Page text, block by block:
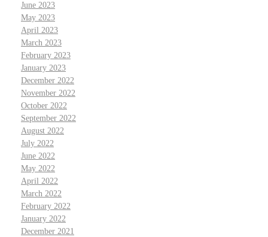
June 2023
May 2023
April 2023
March 2023
February 2023
January 2023
December 2022
November 2022
October 2022
September 2022
August 2022
July 2022
June 2022
May 2022
April 2022
March 2022
February 2022
January 2022
December 2021